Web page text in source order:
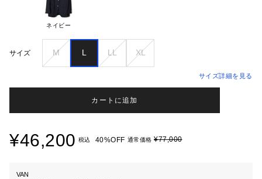
ネイビー
サイズ M L LL XL
サイズ詳細を見る
カートに追加
¥46,200 税込 40%OFF 通常価格 ¥77,000
VAN